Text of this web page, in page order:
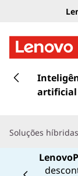
a
r
artificial
Soluções